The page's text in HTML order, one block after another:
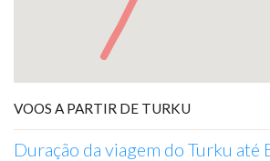
VOOS A PARTIR DE TURKU
Duração da viagem do Turku até